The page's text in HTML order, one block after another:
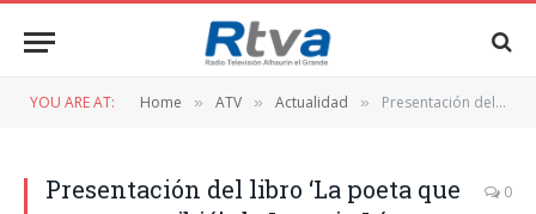
YOU ARE AT: Home » ATV » Actualidad » Presentación del libro ‘La poeta que nunca escribió’, de Ignacio López Soriano
Presentación del libro ‘La poeta que
0